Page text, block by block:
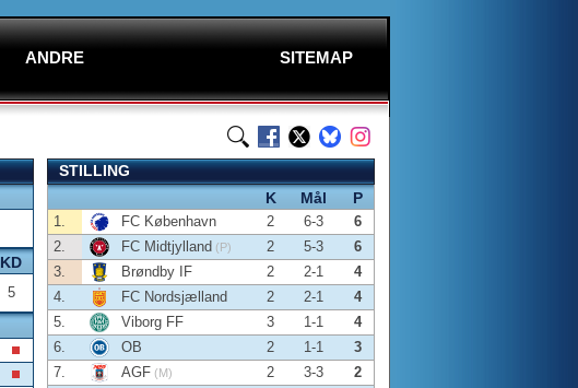
ANDRE SITEMAP
KD
5
STILLING
K
Mål P
1. FC København 2 6-3
6
2.
FC Midtjylland (P) 2 5-3
6
3.
Brøndby IF 2 2-1
4
4.
FC Nordsjælland 2 2-1
4
5.
Viborg FF 3 1-1
4
6.
OB 2 1-1
3
7.
AGF (M) 2 3-3
2